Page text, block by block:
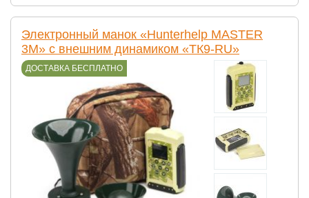
Электронный манок «Hunterhelp MASTER
3M» с внешним динамиком «ТК9-RU»
ДОСТАВКА БЕСПЛАТНО